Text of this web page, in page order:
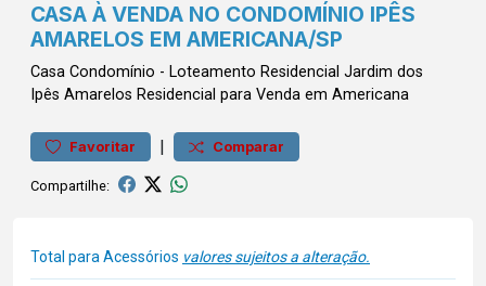
CASA À VENDA NO CONDOMÍNIO IPÊS
AMARELOS EM AMERICANA/SP
Casa Condomínio - Loteamento Residencial Jardim dos
Ipês Amarelos Residencial para Venda em Americana
Favoritar | Comparar
Compartilhe:
Total para Acessórios valores sujeitos a alteração.